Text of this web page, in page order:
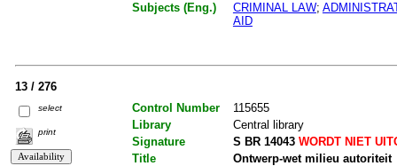
Subjects (Eng.)
CRIMINAL LAW;
AID
13 / 276
select
print
Control Number
115655
Library
Central library
Signature
S BR 14043WORDT NIET
Title
Ontwerp-wet milieu autoriteit